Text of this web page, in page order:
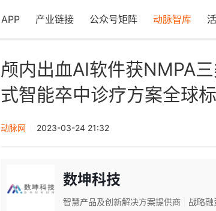
APP 产业链接 公众号矩阵 动脉智库
颅内出血AI软件获NMPA
式智能卒中诊疗方案全球
动脉网 2023-03-24 21:32
数坤科技
智慧产品及创新解决方案提供商 战略融